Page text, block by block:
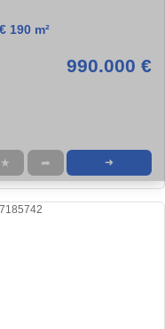
190 m²
990.000 €
★ ➦ ➜